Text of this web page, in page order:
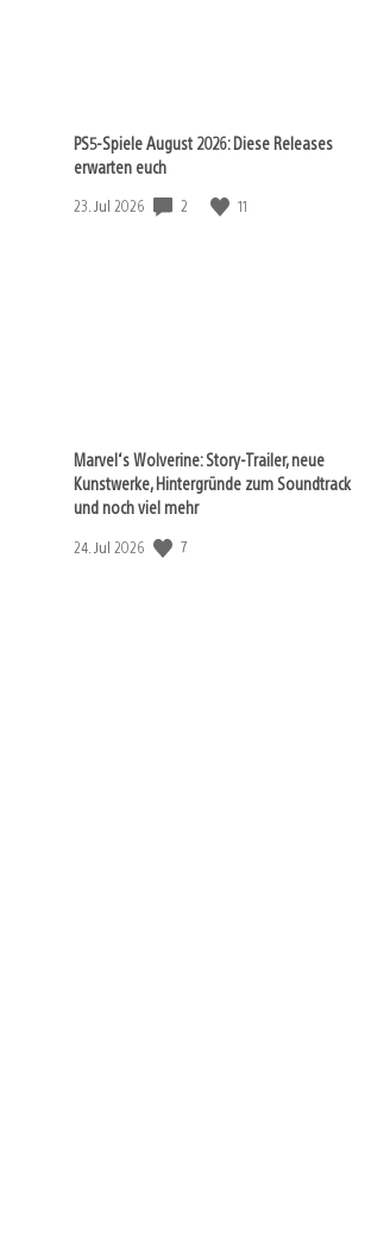
PS5-Spiele August 2026: Diese Releases
erwarten euch
Veröffentlichungsdatum:
23. Jul 2026 2 11
Marvel‘s Wolverine: Story-Trailer, neue
Kunstwerke, Hintergründe zum Soundtrack
und noch viel mehr
Veröffentlichungsdatum:
24. Jul 2026 7